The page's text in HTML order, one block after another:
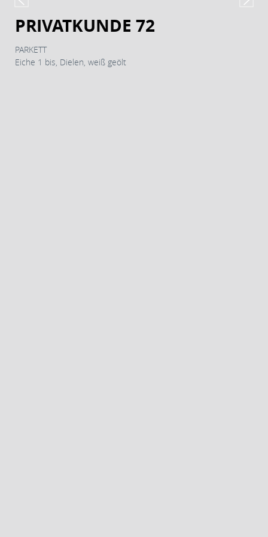
PRIVATKUNDE 72
PARKETT
Eiche 1 bis, Dielen, weiß geölt